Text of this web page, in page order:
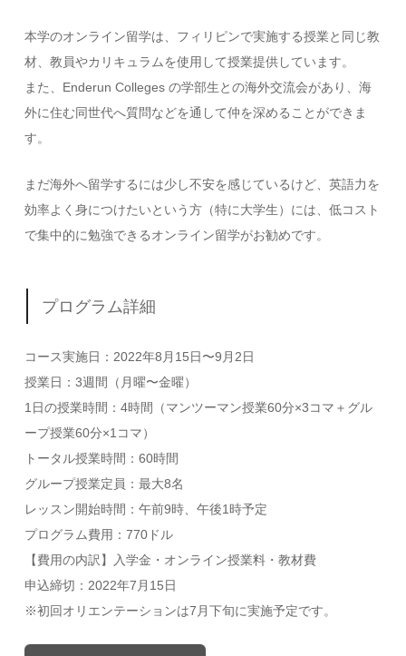
本学のオンライン留学は、フィリピンで実施する授業と同じ教
材、教員やカリキュラムを使用して授業提供しています。
また、Enderun Colleges の学部生との海外交流会があり、海
外に住む同世代へ質問などを通して仲を深めることができま
す。
まだ海外へ留学するには少し不安を感じているけど、英語力を
効率よく身につけたいという方（特に大学生）には、低コスト
で集中的に勉強できるオンライン留学がお勧めです。
プログラム詳細
コース実施日：2022年8月15日〜9月2日
授業日：3週間（月曜〜金曜）
1日の授業時間：4時間（マンツーマン授業60分×3コマ＋グル
ープ授業60分×1コマ）
トータル授業時間：60時間
グループ授業定員：最大8名
レッスン開始時間：午前9時、午後1時予定
プログラム費用：770ドル
【費用の内訳】入学金・オンライン授業料・教材費
申込締切：2022年7月15日
※初回オリエンテーションは7月下旬に実施予定です。